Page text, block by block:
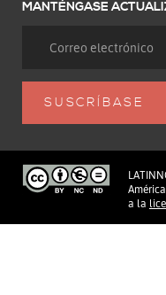
MANTÉNGASE
a la